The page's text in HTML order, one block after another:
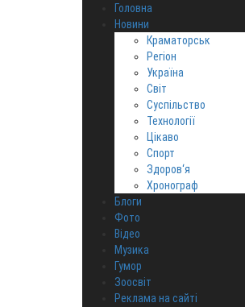
Головна
Новини
Краматорськ
Регіон
Україна
Світ
Суспільство
Технології
Цікаво
Спорт
Здоров‘я
Хронограф
Блоги
Фото
Відео
Музика
Гумор
Зоосвіт
Реклама на сайті